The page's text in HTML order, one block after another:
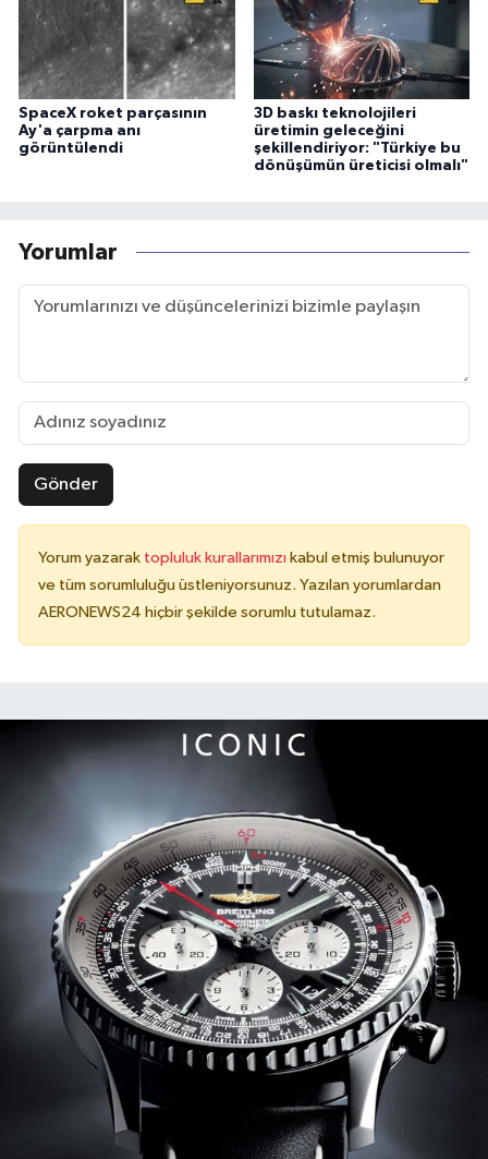
SpaceX roket parçasının
Ay'a çarpma anı
görüntülendi
3D baskı teknolojileri
üretimin geleceğini
şekillendiriyor: "Türkiye bu
dönüşümün üreticisi olmalı"
Yorumlar
Gönder
Yorum yazarak topluluk kurallarımızı kabul etmiş bulunuyor
ve tüm sorumluluğu üstleniyorsunuz. Yazılan yorumlardan
AERONEWS24 hiçbir şekilde sorumlu tutulamaz.